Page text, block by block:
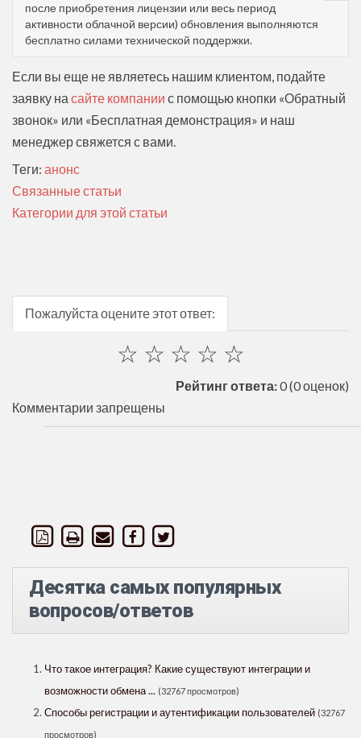
после приобретения лицензии или весь период
активности облачной версии) обновления выполняются
бесплатно силами технической поддержки.
Если вы еще не являетесь нашим клиентом, подайте
заявку на сайте компании с помощью кнопки «Обратный
звонок» или «Бесплатная демонстрация» и наш
менеджер свяжется с вами.
Теги: анонс
Связанные статьи
Категории для этой статьи
Пожалуйста оцените этот ответ:
☆
☆
☆
☆
☆
Рейтинг ответа:0(0 оценок)
Комментарии запрещены
Десятка самых популярных
вопросов/ответов
Что такое интеграция? Какие существуют интеграции и
возможности обмена ... (32767 просмотров)
Способы регистрации и аутентификации пользователей (32767
просмотров)